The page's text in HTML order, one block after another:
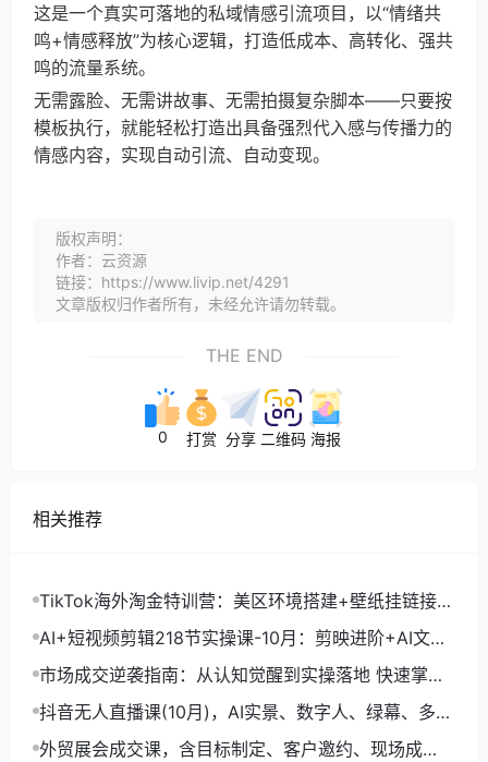
这是一个真实可落地的私域情感引流项目，以“情绪共
鸣+情感释放”为核心逻辑，打造低成本、高转化、强共
鸣的流量系统。
无需露脸、无需讲故事、无需拍摄复杂脚本——只要按
模板执行，就能轻松打造出具备强烈代入感与传播力的
情感内容，实现自动引流、自动变现。
版权声明：
作者：云资源
链接：https://www.livip.net/4291
文章版权归作者所有，未经允许请勿转载。
THE END
0 打赏 分享 二维码 海报
相关推荐
TikTok海外淘金特训营：美区环境搭建+壁纸挂链接
+剪映数字人，月入1.5万
AI+短视频剪辑218节实操课-10月：剪映进阶+AI文案
生成+账号运营，月入2万
市场成交逆袭指南：从认知觉醒到实操落地 快速掌握
市场开拓与成交核心能力
抖音无人直播课(10月)，AI实景、数字人、绿幕、多种
玩法、24小时自动盈利
外贸展会成交课，含目标制定、客户邀约、现场成